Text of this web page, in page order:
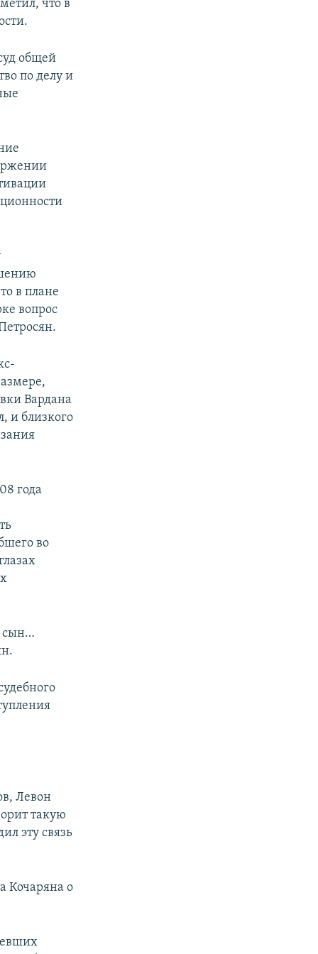
что в
общей
по делу и
в плане
вопрос
Вардана
и близкого
года
во
сын…
Левон
такую
эту связь
Кочаряна о